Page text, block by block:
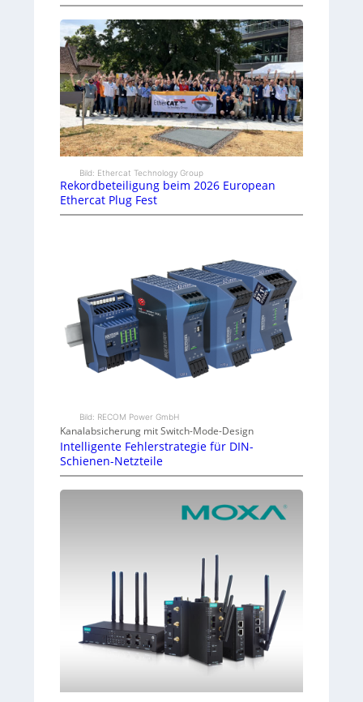
Bild: Ethercat Technology Group
Rekordbeteiligung beim 2026 European
Ethercat Plug Fest
Bild: RECOM Power GmbH
Kanalabsicherung mit Switch-Mode-Design
Intelligente Fehlerstrategie für DIN-
Schienen-Netzteile